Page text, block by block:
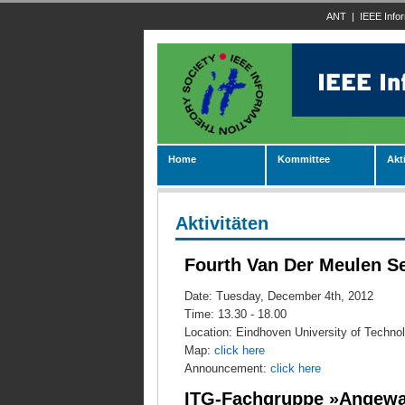
ANT| IEEE
Home Kommittee
Aktivitäten
Fourth Van Der Meulen
Date: Tuesday, December 4th, 2012
Time: 13.30 - 18.00
Location: Eindhoven University of
Map: click here
Announcement: click here
ITG-Fachgruppe